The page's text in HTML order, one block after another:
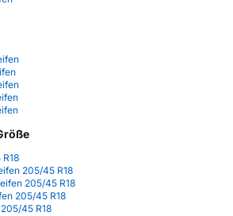
205/45 R18
205/45 R18
205/45 R18
45 R18